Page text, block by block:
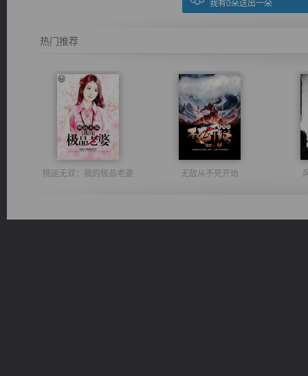
我有0朵送出一朵
热门推荐
桃运无双：我的极品老婆 无敌从不死开始